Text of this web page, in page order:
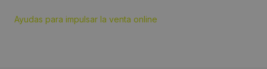
Ayudas para impulsar la venta online